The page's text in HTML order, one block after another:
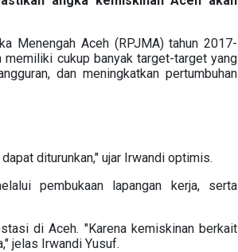
Menengah Aceh (RPJMA) tahun 2017-
cukup banyak target-target yang
dan meningkatkan pertumbuhan
diturunkan," ujar Irwandi optimis.
pembukaan lapangan kerja, serta
di Aceh. "Karena kemiskinan berkait
jelas Irwandi Yusuf.